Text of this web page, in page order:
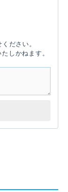
ださい。
しかねます。